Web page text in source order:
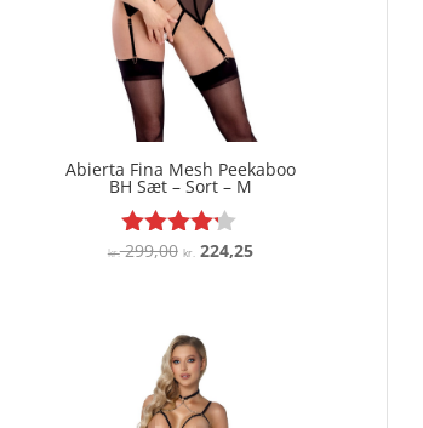
Abierta Fina Mesh Peekaboo
BH Sæt – Sort – M
Vurderet
kr.299,00 Den
var:
kr. 299,00.
kr.224,25Den